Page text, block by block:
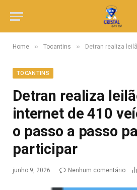
Home » Tocantins » Detran realiza leilão pela internet
TOCANTINS
Detran realiza
internet de 410
o passo a passo
participar
junho 9, 2026 Nenhum comentário